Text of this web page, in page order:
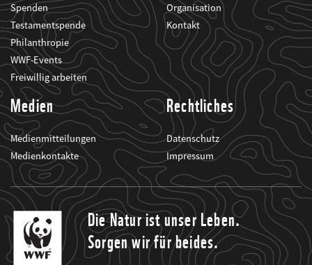
Spenden
Testamentspende
Philanthropie
WWF-Events
Freiwillig arbeiten
Organisation
Kontakt
Medien
Medienmitteilungen
Medienkontakte
Rechtliches
Datenschutz
Impressum
Die Natur ist unser Leben.
Sorgen wir für beides.